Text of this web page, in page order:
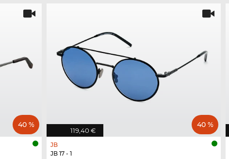
40 %
119,40 €
40 %
JB
JB 17 - 1